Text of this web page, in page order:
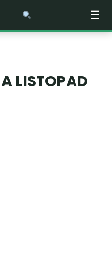
☰
LISTOPAD